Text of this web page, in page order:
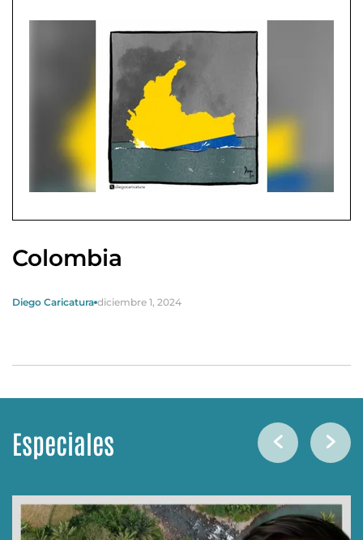
Colombia
Diego Caricatura diciembre 1, 2024
Especiales